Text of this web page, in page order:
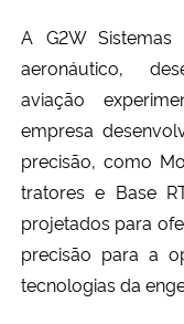
Ministério da Mulher, da
Secretaria-Geral
Secretaria de Governo
Gabinete de Segurança
A G2W
aeronáutico,
aviação
empresa
precisão, como
tratores e Base
projetados para
precisão para a
tecnologias da